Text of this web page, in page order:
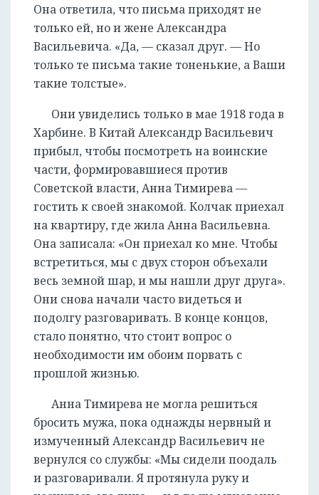
Она ответила, что письма приходят не
только ей, но и жене Александра
Васильевича. «Да, — сказал друг. — Но
только те письма такие тоненькие, а Ваши
такие толстые».
Они увиделись только в мае 1918 года в
Харбине. В Китай Александр Васильевич
прибыл, чтобы посмотреть на воинские
части, формировавшиеся против
Советской власти, Анна Тимирева —
гостить к своей знакомой. Колчак приехал
на квартиру, где жила Анна Васильевна.
Она записала: «Он приехал ко мне. Чтобы
встретиться, мы с двух сторон объехали
весь земной шар, и мы нашли друг друга».
Они снова начали часто видеться и
подолгу разговаривать. В конце концов,
стало понятно, что стоит вопрос о
необходимости им обоим порвать с
прошлой жизнью.
Анна Тимирева не могла решиться
бросить мужа, пока однажды нервный и
измученный Александр Васильевич не
вернулся со службы: «Мы сидели поодаль
и разговаривали. Я протянула руку и